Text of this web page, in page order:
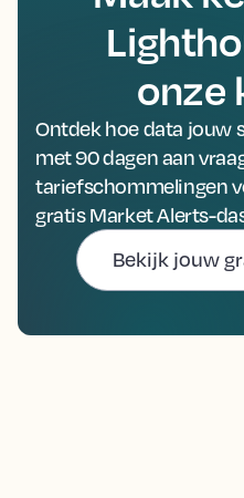
onze
Ontdek hoe data jouw
met 90 dagen aan
tariefschommelingen
gratis Market Alerts-
Bekijk jouw